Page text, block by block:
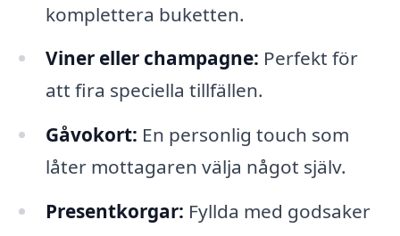
komplettera buketten.
Viner eller champagne: Perfekt för
att fira speciella tillfällen.
Gåvokort: En personlig touch som
låter mottagaren välja något själv.
Presentkorgar: Fyllda med godsaker